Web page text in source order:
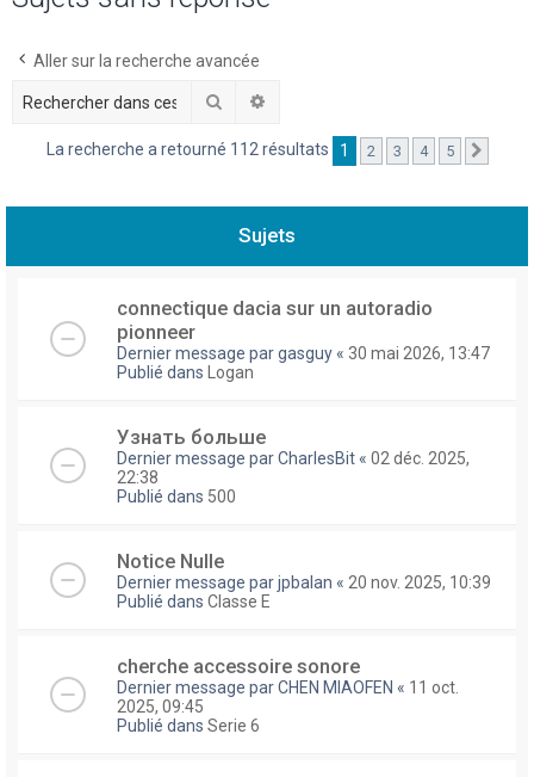
Aller sur la recherche avancée
Rechercher
La recherche a retourné 112 résultats 1 2 3 4 5
Sujets
connectique dacia sur un autoradio
pionneer
Dernier message pargasguy « 30 mai 2026, 13:47
Publié dans
Logan
Узнать больше
Dernier message parCharlesBit « 02 déc. 2025,
22:38
Publié dans 500
Notice Nulle
Dernier message parjpbalan « 20 nov. 2025, 10:39
Publié dans Classe E
cherche accessoire sonore
Dernier message parCHEN MIAOFEN « 11 oct.
2025, 09:45
Publié dans Serie 6